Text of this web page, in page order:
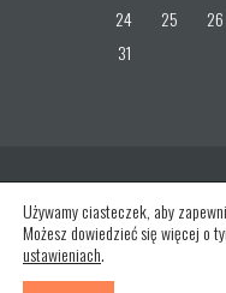
24
25 26
31
Używamy ciasteczek, aby
Możesz dowiedzieć się więcej o
ustawieniach.